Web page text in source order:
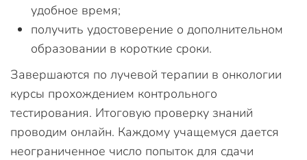
удобное время;
получить удостоверение о дополнительном
образовании в короткие сроки.
Завершаются по лучевой терапии в онкологии
курсы прохождением контрольного
тестирования. Итоговую проверку знаний
проводим онлайн. Каждому учащемуся дается
неограниченное число попыток для сдачи